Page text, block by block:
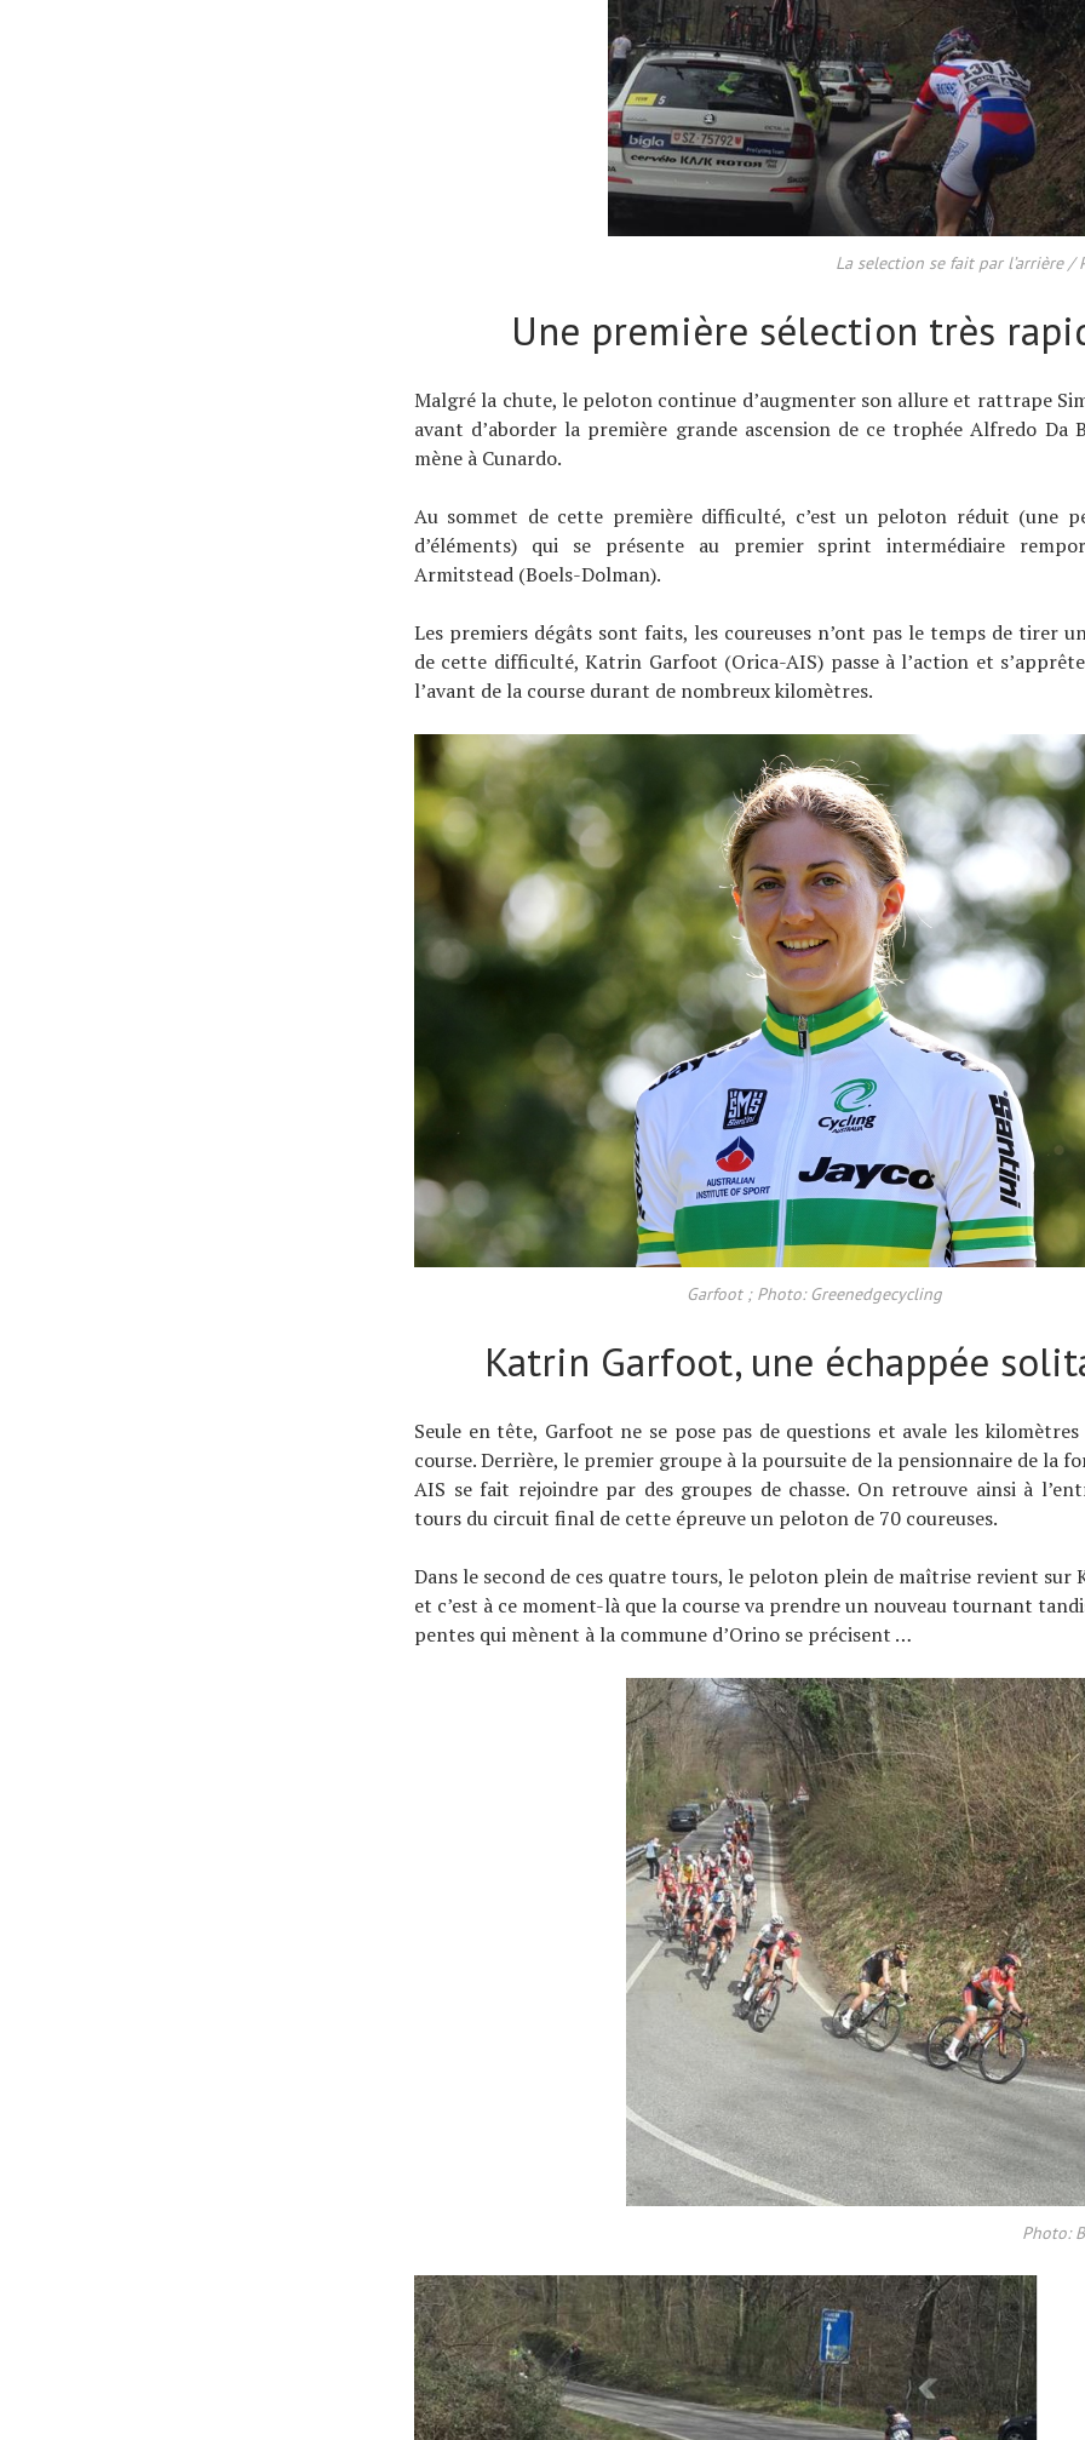
La selection se fait par l’arrière /
Une première sélection très
Malgré la chute, le peloton continue d’augmenter son allure et rattrape
avant d’aborder la première grande ascension de ce trophée Alfredo Da
mène à Cunardo.
Au sommet de cette première difficulté, c’est un peloton réduit (une
d’éléments) qui se présente au premier sprint intermédiaire
Armitstead (Boels-Dolman).
Les premiers dégâts sont faits, les coureuses n’ont pas le temps de tirer
de cette difficulté, Katrin Garfoot (Orica-AIS) passe à l’action et
l’avant de la course durant de nombreux kilomètres.
Garfoot ; Photo: Greenedgecycling
Katrin Garfoot, une échappée
Seule en tête, Garfoot ne se pose pas de questions et avale les kilomètres
course. Derrière, le premier groupe à la poursuite de la pensionnaire de la
AIS se fait rejoindre par des groupes de chasse. On retrouve ainsi à
tours du circuit final de cette épreuve un peloton de 70 coureuses.
Dans le second de ces quatre tours, le peloton plein de maîtrise revient sur
et c’est à ce moment-là que la course va prendre un nouveau tournant
pentes qui mènent à la commune d’Orino se précisent …
Photo: